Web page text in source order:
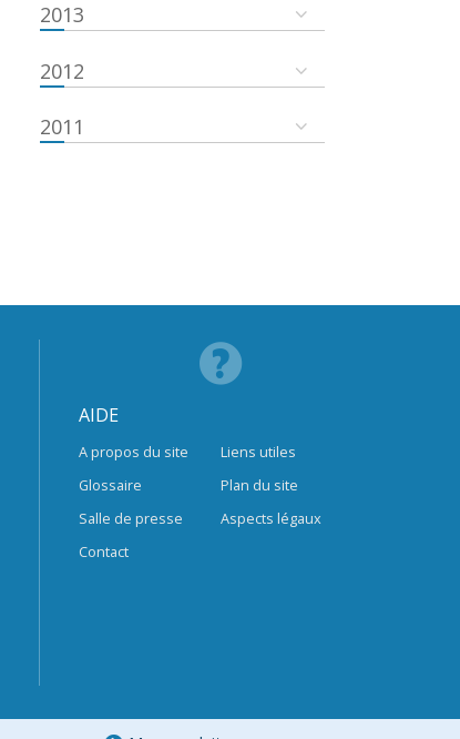
2013
2012
2011
AIDE
A propos du site
Glossaire
Salle de presse
Contact
Liens utiles
Plan du site
Aspects légaux